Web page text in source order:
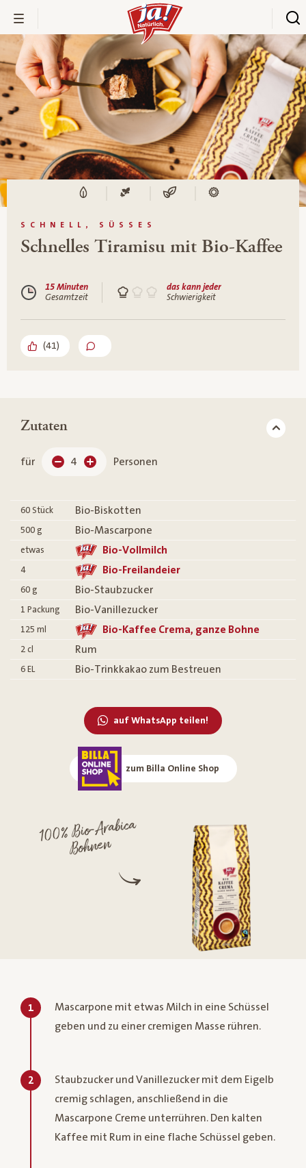
SCHNELL, SÜSSES
Schnelles Tiramisu mit Bio-Kaffee
15 Minuten
Gesamtzeit
das kann jeder
Schwierigkeit
(41)
Zutaten
für 4 Personen
60 Stück Bio-Biskotten
500 g Bio-Mascarpone
etwas Bio-Vollmilch
4 Bio-Freilandeier
60 g Bio-Staubzucker
1 Packung Bio-Vanillezucker
125 ml Bio-Kaffee Crema, ganze Bohne
2 cl Rum
6 EL Bio-Trinkkakao zum Bestreuen
auf WhatsApp teilen!
zum Billa Online Shop
100% Bio-Arabica
Bohnen
1
Mascarpone mit etwas Milch in eine Schüssel
geben und zu einer cremigen Masse rühren.
2
Staubzucker und Vanillezucker mit dem Eigelb
cremig schlagen, anschließend in die
Mascarpone Creme unterrühren. Den kalten
Kaffee mit Rum in eine flache Schüssel geben.